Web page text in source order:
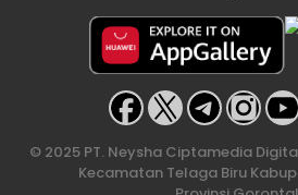
© 2025 PT. Neysha Ciptamedia
Kecamatan Telaga Biru